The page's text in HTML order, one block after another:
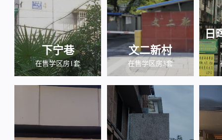
下宁巷
在售学区房1套
文二新村
在售学区房3套
日